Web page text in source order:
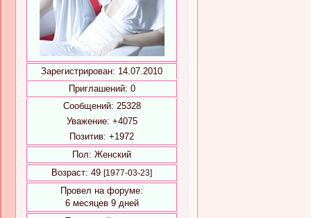
Зарегистрирован: 14.07.2010
Приглашений: 0
Сообщений: 25328
Уважение: +4075
Позитив: +1972
Пол: Женский
Возраст: 49 [1977-03-23]
Провел на форуме:
6 месяцев 9 дней